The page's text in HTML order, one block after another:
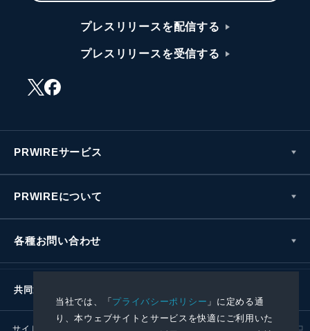
当社では、「プライバシーポリシー 」に定める通
り、本ウェブサイトとサービスを快適にご利用いた
プレスリリースを配信する
プレスリリースを受信する
PRWIREサービス
PRWIREについて
各種お問い合わせ
共同通信社グループ